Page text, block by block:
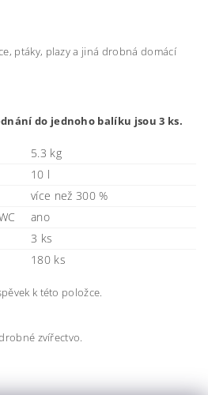
ptáky, plazy a jiná drobná domácí
do jednoho balíku jsou 3 ks.
5.3 kg
10 l
více než 300 %
ano
3 ks
180 ks
k této položce.
zvířectvo.